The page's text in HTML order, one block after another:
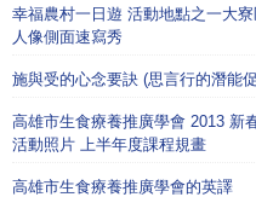
幸福農村一日遊 活動地點之一大
人像側面速寫秀
施與受的心念要訣 (思言行的潛能
高雄市生食療養推廣學會 2013 新
活動照片 上半年度課程規畫
高雄市生食療養推廣學會的英譯